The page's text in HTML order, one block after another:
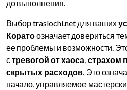
до выполнения.
Выбор traslochi.net для ваших
Коратоозначает довериться
ее проблемы и возможности.
стревогой от хаоса,страхом
скрытых расходов. Это
начало, управляемое